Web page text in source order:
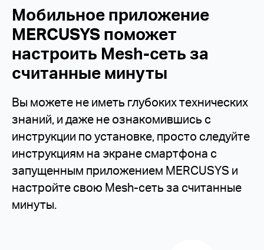
Мобильное приложение
MERCUSYS поможет
настроить Mesh-сеть за
считанные минуты
Вы можете не иметь глубоких технических
знаний, и даже не ознакомившись с
инструкции по установке, просто следуйте
инструкциям на экране смартфона с
запущенным приложением MERCUSYS и
настройте свою Mesh-сеть за считанные
минуты.